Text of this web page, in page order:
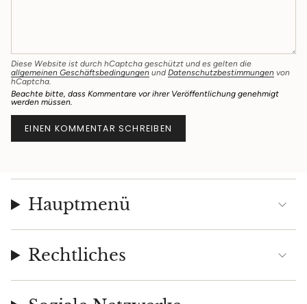
Diese Website ist durch hCaptcha geschützt und es gelten die
allgemeinen Geschäftsbedingungen und Datenschutzbestimmungen von
hCaptcha.
Beachte bitte, dass Kommentare vor ihrer Veröffentlichung genehmigt
werden müssen.
Hauptmenü
Rechtliches